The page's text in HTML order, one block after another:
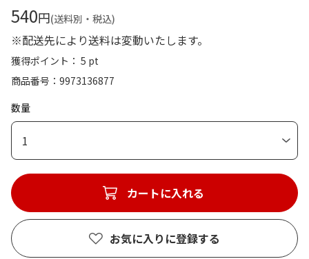
540円(送料別・税込)
※配送先により送料は変動いたします。
獲得ポイント： 5 pt
商品番号
9973136877
数量
1
カートに入れる
お気に入りに登録する